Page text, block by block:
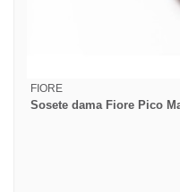
FIORE
Sosete dama Fiore Pico